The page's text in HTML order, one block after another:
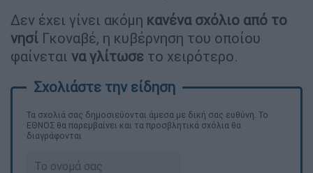
Δεν έχει γίνει ακόμη κανένα σχόλιο από το
νησί Γκοναβέ, η κυβέρνηση του οποίου
φαίνεται να γλίτωσε το χειρότερο.
Τα σχολιά σας δημοσιεύονται άμεσα με δική σας ευθύνη. Το
ΕΘΝΟΣ θα παρεμβαίνει και τα προσβλητικά σχόλια θα
διαγράφονται